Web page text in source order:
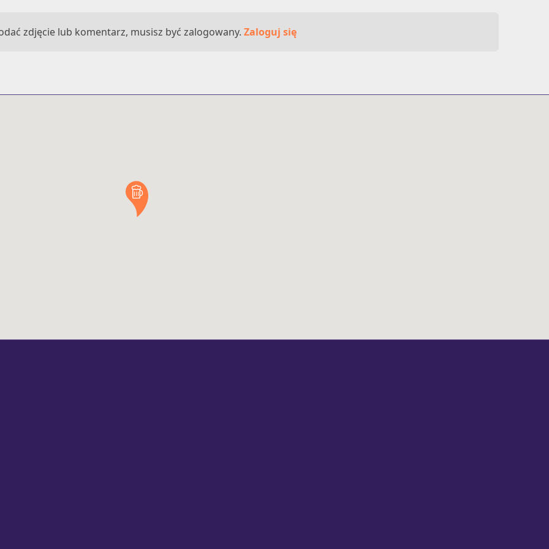
zdjęcie lub komentarz, musisz być zalogowany. Zaloguj się